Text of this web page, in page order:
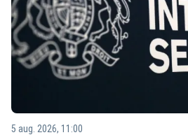
5 aug. 2026, 11:00